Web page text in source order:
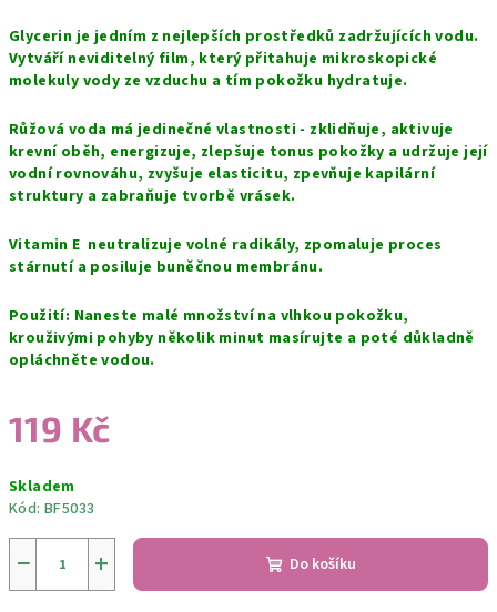
Glycerin je jedním z nejlepších prostředků zadržujících vodu.
Vytváří neviditelný film, který přitahuje mikroskopické
molekuly vody ze vzduchu a tím pokožku hydratuje.
Růžová voda má jedinečné vlastnosti - zklidňuje, aktivuje
krevní oběh, energizuje, zlepšuje tonus pokožky a udržuje její
vodní rovnováhu, zvyšuje elasticitu, zpevňuje kapilární
struktury a zabraňuje tvorbě vrásek.
Vitamin E neutralizuje volné radikály, zpomaluje proces
stárnutí a posiluje buněčnou membránu.
Použití: Naneste malé množství na vlhkou pokožku,
krouživými pohyby několik minut masírujte a poté důkladně
opláchněte vodou.
119 Kč
cena:
Skladem
Kód: BF5033
+
− Do košíku